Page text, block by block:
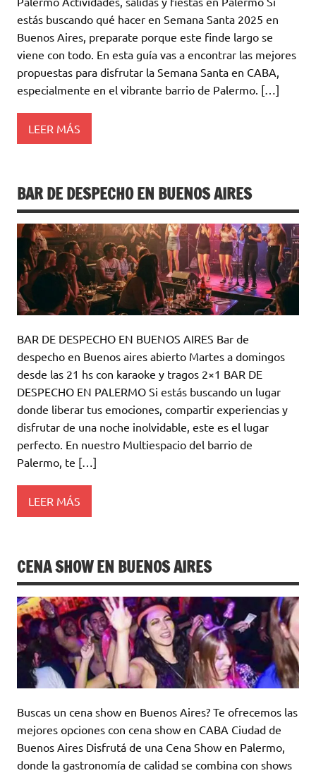
estás buscando qué hacer en Semana Santa 2025 en
Buenos Aires, preparate porque este finde largo se
viene con todo. En esta guía vas a encontrar las mejores
propuestas para disfrutar la Semana Santa en CABA,
especialmente en el vibrante barrio de Palermo. […]
LEER MÁS
BAR DE DESPECHO EN BUENOS AIRES
BAR DE DESPECHO EN BUENOS AIRES Bar de
despecho en Buenos aires abierto Martes a domingos
desde las 21 hs con karaoke y tragos 2×1 BAR DE
DESPECHO EN PALERMO Si estás buscando un lugar
donde liberar tus emociones, compartir experiencias y
disfrutar de una noche inolvidable, este es el lugar
perfecto. En nuestro Multiespacio del barrio de
Palermo, te […]
LEER MÁS
CENA SHOW EN BUENOS AIRES
Buscas un cena show en Buenos Aires? Te ofrecemos las
mejores opciones con cena show en CABA Ciudad de
Buenos Aires Disfrutá de una Cena Show en Palermo,
donde la gastronomía de calidad se combina con shows